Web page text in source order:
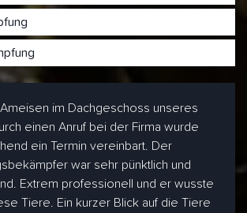
im Dachgeschoss unseres
einen Anruf bei der Firma wurde
ein Termin vereinbart. Der
war sehr pünktlich und
Extrem professionell und er wusste
Tiere. Ein kurzer Blick auf die Tiere